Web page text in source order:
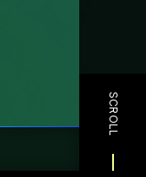
SCROLL